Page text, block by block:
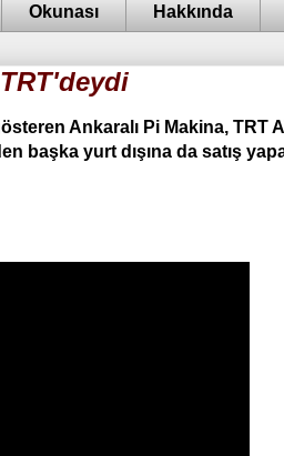
Okunası Hakkında
Ankaralı Pi Makina, TRT
başka yurt dışına da satış